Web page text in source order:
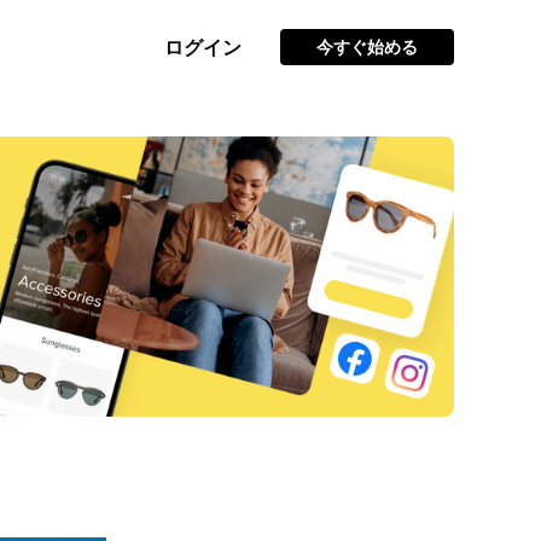
ログイン 今すぐ始める